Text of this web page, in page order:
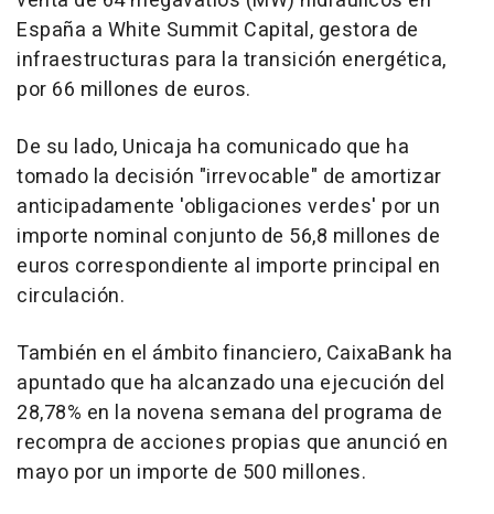
España a White Summit Capital, gestora de
infraestructuras para la transición energética,
por 66 millones de euros.
De su lado, Unicaja ha comunicado que ha
tomado la decisión "irrevocable" de amortizar
anticipadamente 'obligaciones verdes' por un
importe nominal conjunto de 56,8 millones de
euros correspondiente al importe principal en
circulación.
También en el ámbito financiero, CaixaBank ha
apuntado que ha alcanzado una ejecución del
28,78% en la novena semana del programa de
recompra de acciones propias que anunció en
mayo por un importe de 500 millones.